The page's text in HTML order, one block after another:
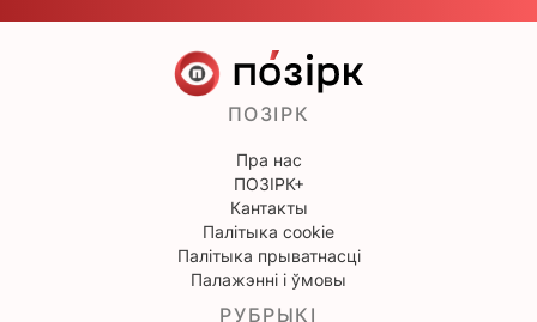
ПОЗІРК
Пра нас
ПОЗІРК+
Кантакты
Палітыка cookie
Палітыка прыватнасці
Палажэнні і ўмовы
РУБРЫКІ